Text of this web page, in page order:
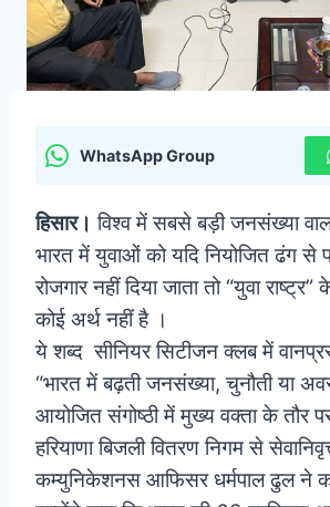
WhatsApp Group
हिसार। विश्व में सबसे बड़ी जनसंख्या
भारत में युवाओं को यदि नियोजित ढंग से
रोजगार नहीं दिया जाता तो “युवा
कोई अर्थ नहीं है ।
ये शब्द सीनियर सिटीजन क्लब में
“भारत में बढ़ती जनसंख्या, चुनौती या
आयोजित संगोष्ठी में मुख्य वक्ता के तौर
हरियाणा बिजली वितरण निगम से
कम्युनिकेशनस आफिसर धर्मपाल ढुल ने